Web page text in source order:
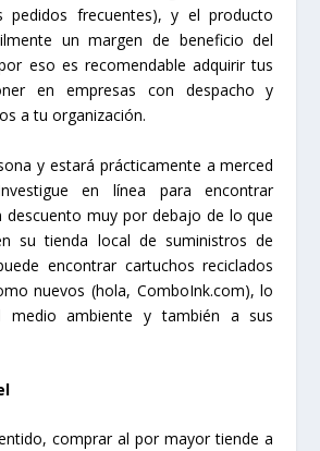
pedidos frecuentes), y el producto
un margen de beneficio del
eso es recomendable adquirir tus
en empresas con despacho y
a tu organización.
y estará prácticamente a merced
en línea para encontrar
descuento muy por debajo de lo que
su tienda local de suministros de
encontrar cartuchos reciclados
nuevos (hola, ComboInk.com), lo
medio ambiente y también a sus
comprar al por mayor tiende a